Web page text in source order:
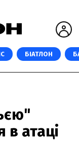
БІАТЛОН
в атаці